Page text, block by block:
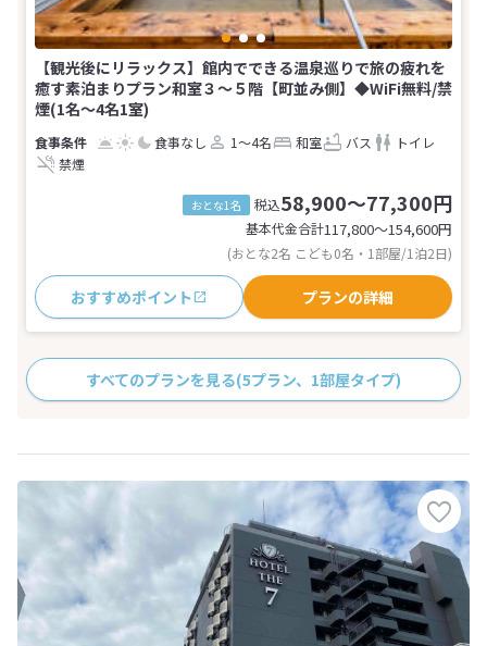
【観光後にリラックス】館内でできる温泉巡りで旅の疲れを
癒す素泊まりプラン和室３〜５階【町並み側】◆WiFi無料/禁
煙(1名～4名1室)
食事なし 1～4名 和室 バス
トイレ
禁煙
おとな1名 税込58,900～77,300円
基本代金合計117,800〜154,600円
(おとな2名 こども0名・1部屋/1泊2日)
おすすめポイント プランの詳細
すべてのプランを見る(5プラン、1部屋タイプ)